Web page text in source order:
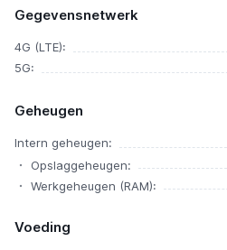
Gegevensnetwerk
4G (LTE):
5G:
Geheugen
Intern geheugen:
Opslaggeheugen:
Werkgeheugen (RAM):
Voeding